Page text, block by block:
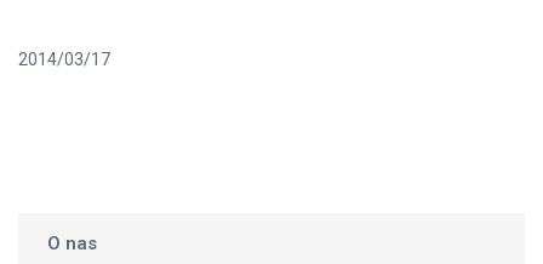
O nas
2014/03/17